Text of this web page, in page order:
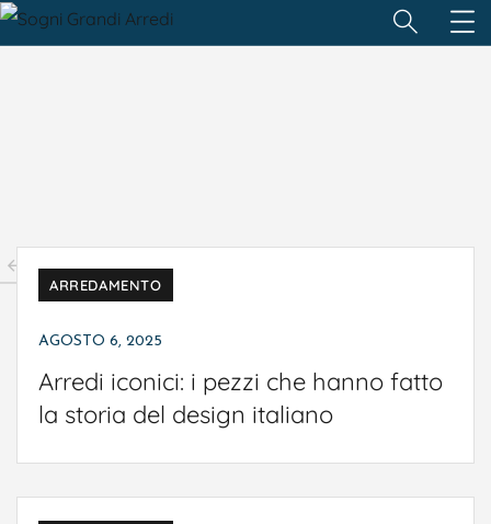
ARREDAMENTO
AGOSTO 6, 2025
Arredi iconici: i pezzi che hanno fatto
la storia del design italiano
1 2 3 4